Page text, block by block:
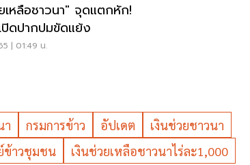
เหลือชาวนา" จุดแตกหัก!
ปิดปากปมขัดแย้ง
| 01:49 น.
า กรมการข้าว อัปเดต
เงินช่วยชาวนา
ข้าวชุมชน เงินช่วยเหลือชาวนาไร่ละ1,000